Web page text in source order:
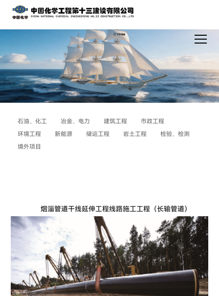
石油、化工 冶金、电力 建筑工程
市政工程
环境工程
新能源 储运工程 岩土工程
检验、检测
境外项目
烟淄管道干线延伸工程线路施工工程（长输管道）